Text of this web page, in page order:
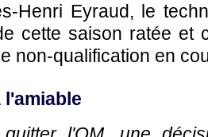
Henri Eyraud, le
cette saison ratée et
non-qualification en
l'amiable